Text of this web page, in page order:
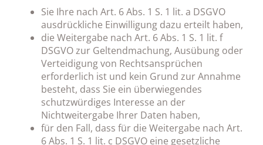
Sie Ihre nach Art. 6 Abs. 1 S. 1 lit. a DSGVO
ausdrückliche Einwilligung dazu erteilt haben,
die Weitergabe nach Art. 6 Abs. 1 S. 1 lit. f
DSGVO zur Geltendmachung, Ausübung oder
Verteidigung von Rechtsansprüchen
erforderlich ist und kein Grund zur Annahme
besteht, dass Sie ein überwiegendes
schutzwürdiges Interesse an der
Nichtweitergabe Ihrer Daten haben,
für den Fall, dass für die Weitergabe nach Art.
6 Abs. 1 S. 1 lit. c DSGVO eine gesetzliche